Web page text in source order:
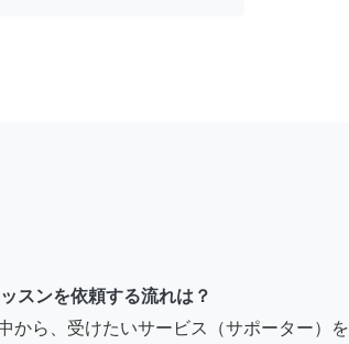
スンを依頼する流れは？
から、受けたいサービス（サポーター）を